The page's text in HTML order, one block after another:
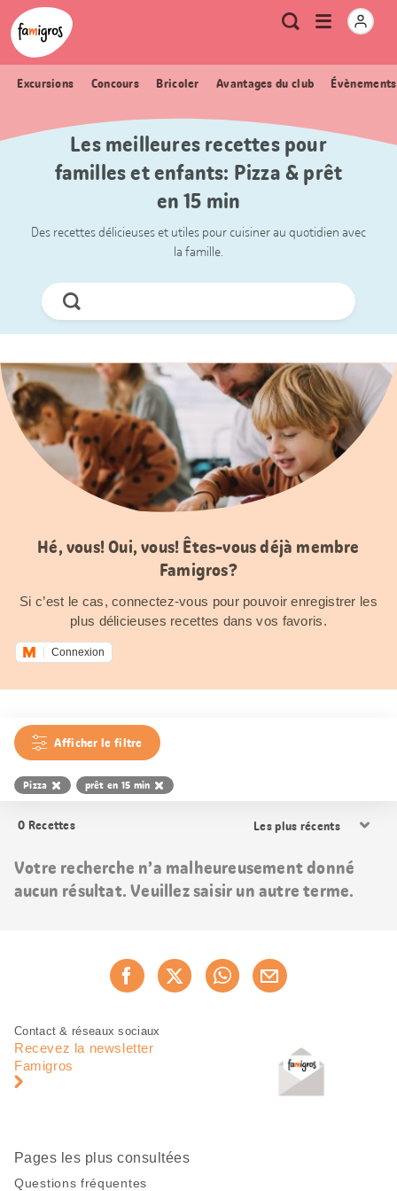
Signets
de
navigation
Header
Logo Métanavigation
RechercheOuvrir
Excursions Concours Bricoler Avantages du club
Les meilleures recettes pour
familles et enfants: Pizza & prêt
en 15 min
Des recettes délicieuses et utiles pour cuisiner au quotidien avec
la famille.
Chercher
Hé, vous! Oui, vous! Êtes-vous déjà membre
Famigros?
Si c’est le cas, connectez-vous pour pouvoir enregistrer les
plus délicieuses recettes dans vos favoris.
Connexion
Afficher le filtre
Pizza prêt en 15 min
0 Recettes
les
Votre recherche n’a malheureusement donné
aucun résultat. Veuillez saisir un autre terme.
Recommander maintenant
Pied
page
Navigation
pied
Contact & réseaux sociaux
Recevez la newsletter
Famigros
Pages les plus consultées
Questions fréquentes